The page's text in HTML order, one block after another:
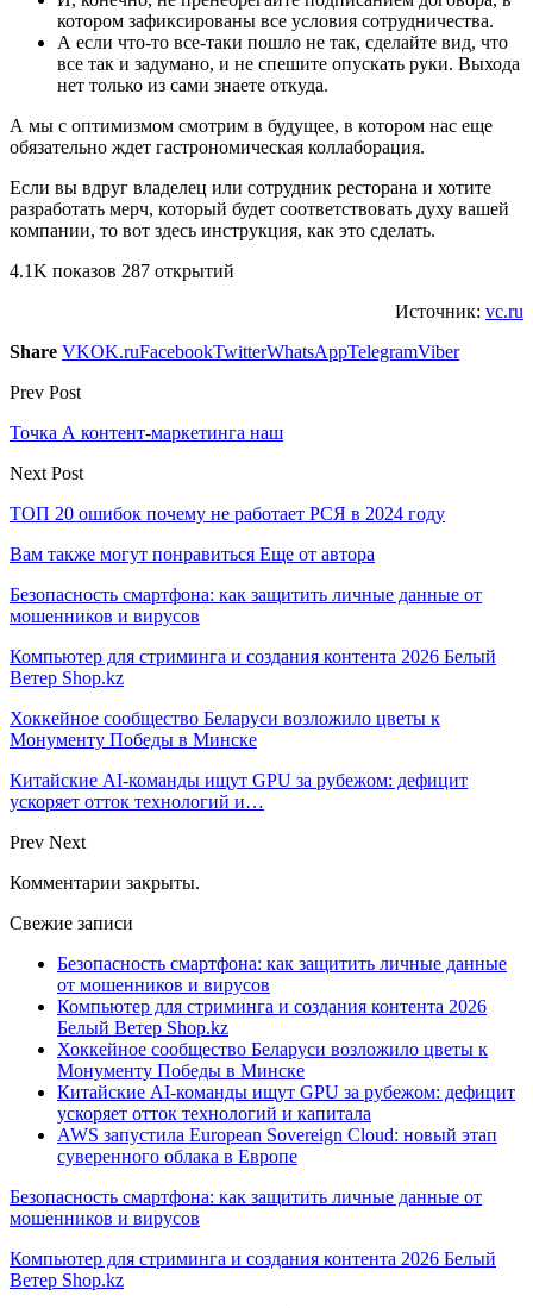
котором зафиксированы все условия сотрудничества.
А если что-то все-таки пошло не так, сделайте вид, что
все так и задумано, и не спешите опускать руки. Выхода
нет только из сами знаете откуда.
А мы с оптимизмом смотрим в будущее, в котором нас еще
обязательно ждет гастрономическая коллаборация.
Если вы вдруг владелец или сотрудник ресторана и хотите
разработать мерч, который будет соответствовать духу вашей
компании, то вот здесь инструкция, как это сделать.
4.1K показов 287 открытий
Источник: vc.ru
Share VKOK.ruFacebookTwitterWhatsAppTelegramViber
Prev Post
Точка А контент-маркетинга наш
Next Post
ТОП 20 ошибок почему не работает РСЯ в 2024 году
Вам также могут понравиться Еще от автора
Безопасность смартфона: как защитить личные данные от
мошенников и вирусов
Компьютер для стриминга и создания контента 2026 Белый
Ветер Shop.kz
Хоккейное сообщество Беларуси возложило цветы к
Монументу Победы в Минске
Китайские AI-команды ищут GPU за рубежом: дефицит
ускоряет отток технологий и…
Prev Next
Комментарии закрыты.
Свежие записи
Безопасность смартфона: как защитить личные данные
от мошенников и вирусов
Компьютер для стриминга и создания контента 2026
Белый Ветер Shop.kz
Хоккейное сообщество Беларуси возложило цветы к
Монументу Победы в Минске
Китайские AI-команды ищут GPU за рубежом: дефицит
ускоряет отток технологий и капитала
AWS запустила European Sovereign Cloud: новый этап
суверенного облака в Европе
Безопасность смартфона: как защитить личные данные от
мошенников и вирусов
Компьютер для стриминга и создания контента 2026 Белый
Ветер Shop.kz